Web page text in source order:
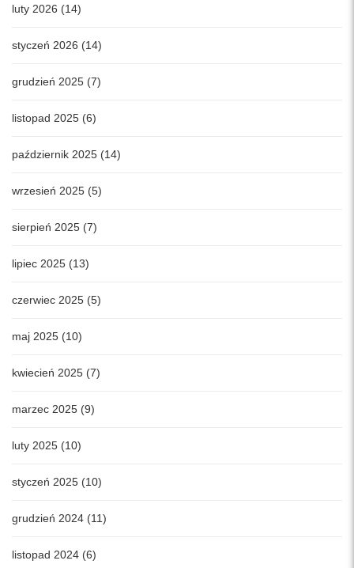
luty 2026 (14)
styczeń 2026 (14)
grudzień 2025 (7)
listopad 2025 (6)
październik 2025 (14)
wrzesień 2025 (5)
sierpień 2025 (7)
lipiec 2025 (13)
czerwiec 2025 (5)
maj 2025 (10)
kwiecień 2025 (7)
marzec 2025 (9)
luty 2025 (10)
styczeń 2025 (10)
grudzień 2024 (11)
listopad 2024 (6)